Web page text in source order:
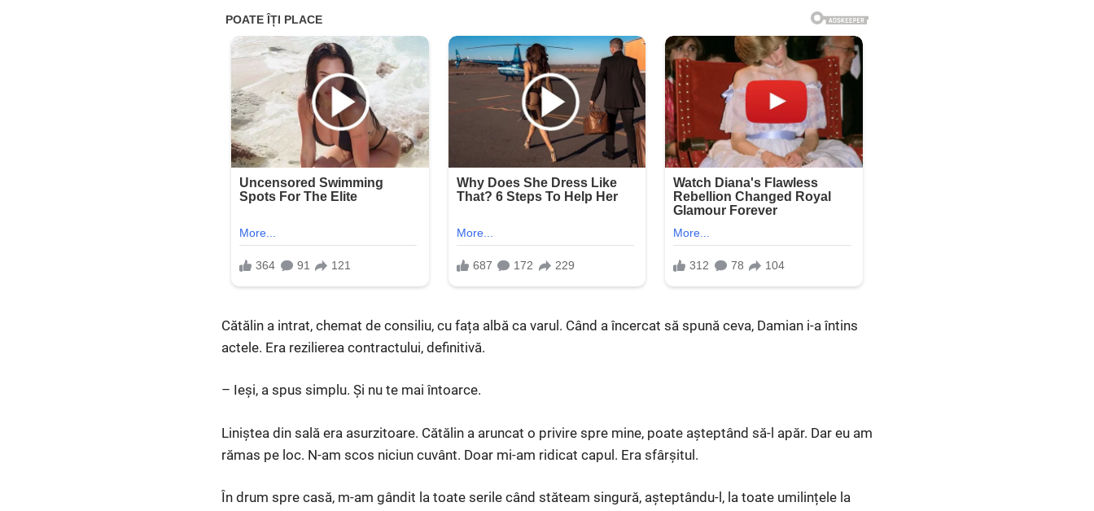
Cătălin a intrat, chemat de consiliu, cu fața albă ca varul. Când a încercat să spună ceva, Damian i-a întins
actele. Era rezilierea contractului, definitivă.
– Ieși, a spus simplu. Și nu te mai întoarce.
Liniștea din sală era asurzitoare. Cătălin a aruncat o privire spre mine, poate așteptând să-l apăr. Dar eu am
rămas pe loc. N-am scos niciun cuvânt. Doar mi-am ridicat capul. Era sfârșitul.
În drum spre casă, m-am gândit la toate serile când stăteam singură, așteptându-l, la toate umilințele la